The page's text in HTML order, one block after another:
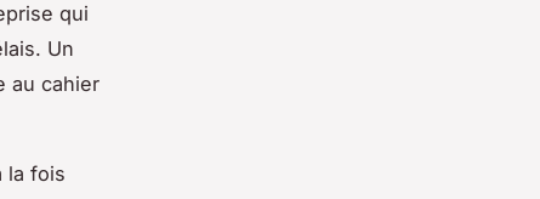
qui
Un
au cahier
la fois